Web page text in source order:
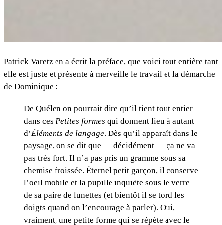
Patrick Varetz en a écrit la préface, que voici tout entière tant
elle est juste et présente à merveille le travail et la démarche
de Dominique :
De Quélen on pourrait dire qu’il tient tout entier
dans ces Petites formes qui donnent lieu à autant
d’Éléments de langage. Dès qu’il apparaît dans le
paysage, on se dit que — décidément — ça ne va
pas très fort. Il n’a pas pris un gramme sous sa
chemise froissée. Éternel petit garçon, il conserve
l’oeil mobile et la pupille inquiète sous le verre
de sa paire de lunettes (et bientôt il se tord les
doigts quand on l’encourage à parler). Oui,
vraiment, une petite forme qui se répète avec le